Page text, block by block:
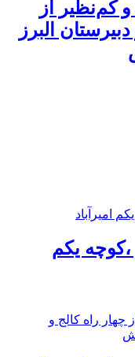
کم‌نظیر از
البرز
یکم